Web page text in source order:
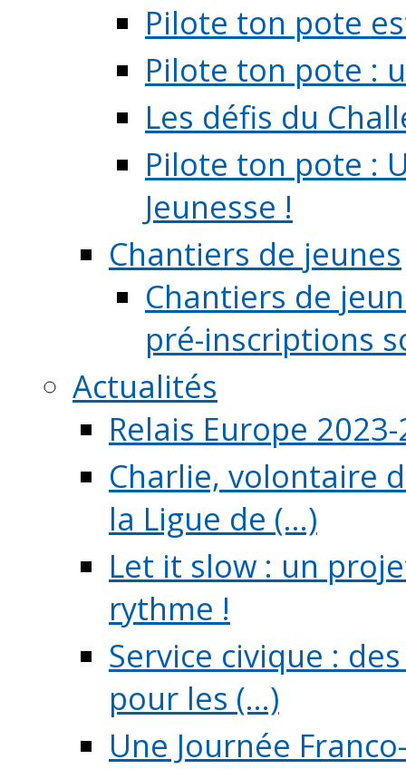
Pilote ton pote
Pilote ton pote :
Les défis du
Pilote ton pote :
Jeunesse !
Chantiers de jeunes
Chantiers de
pré-inscriptions
Actualités
Relais Europe
Charlie, volontaire
la Ligue de (...)
Let it slow : un
rythme !
Service civique :
pour les (...)
Une Journée